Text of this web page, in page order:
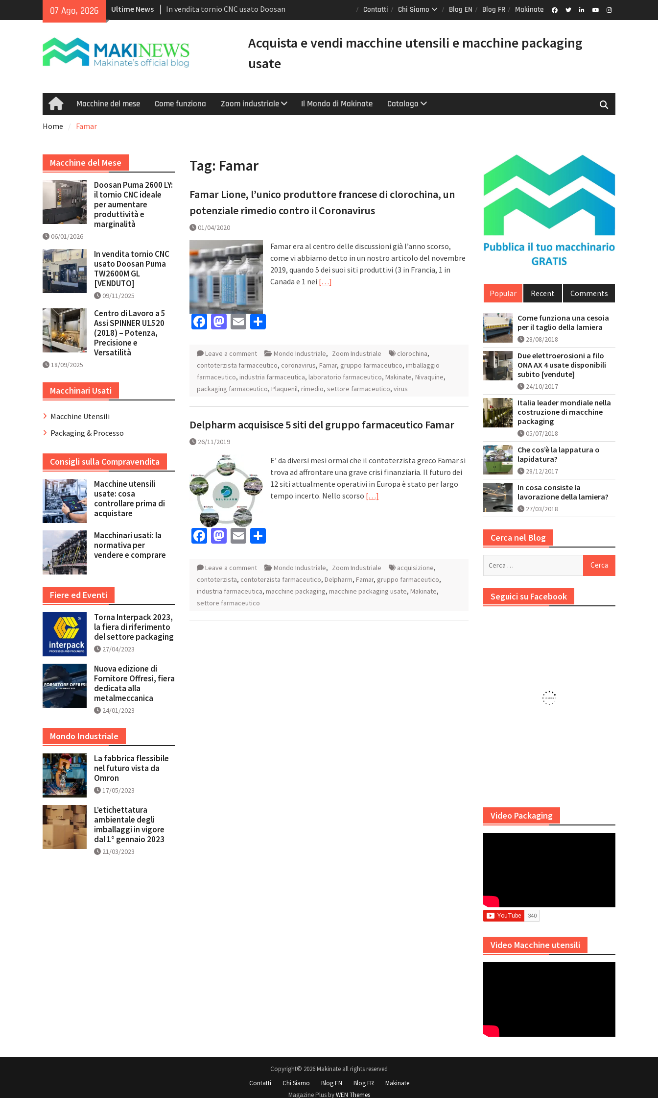
07 Ago, 2026 Ultime News
In vendita tornio CNC usato Doosan
Puma TW2600M GL [VENDUTO]
recenti con controllo Smooth e
tecnologia multitasking</h1>
Doosan Puma 2600 LY: il tornio CNC
marginalità
Contatti Chi Siamo Blog EN Blog FR Makinate
Acquista e vendi macchine utensili e macchine packaging
usate
HomeMacchine del mese Come funziona Zoom industriale Il Mondo di Makinate Catalogo
Home Famar
Tag: Famar
Famar Lione, l’unico produttore francese di clorochina, un
potenziale rimedio contro il Coronavirus
01/04/2020
Famar era al centro delle discussioni già l’anno scorso,
come vi abbiamo detto in un nostro articolo del novembre
2019, quando 5 dei suoi siti produttivi (3 in Francia, 1 in
Canada e 1 nei […]
Facebook
Mastodon
Email
Leave a comment Mondo Industriale, Zoom Industriale clorochina,
contoterzista farmaceutico, coronavirus, Famar, gruppo farmaceutico, imballaggio
farmaceutico, industria farmaceutica, laboratorio farmaceutico, Makinate, Nivaquine,
packaging farmaceutico, Plaquenil, rimedio, settore farmaceutico, virus
Delpharm acquisisce 5 siti del gruppo farmaceutico Famar
26/11/2019
E’ da diversi mesi ormai che il contoterzista greco Famar si
trova ad affrontare una grave crisi finanziaria. Il futuro dei
12 siti attualmente operativi in Europa è stato per largo
tempo incerto. Nello scorso […]
Facebook
Mastodon
Email
Leave a comment Mondo Industriale, Zoom Industriale acquisizione,
contoterzista, contoterzista farmaceutico, Delpharm, Famar, gruppo farmaceutico,
industria farmaceutica, macchine packaging, macchine packaging usate, Makinate,
settore farmaceutico
Popular Recent Comments
Come funziona una cesoia
per il taglio della lamiera
28/08/2018
Due elettroerosioni a filo
ONA AX 4 usate disponibili
subito [vendute]
24/10/2017
Italia leader mondiale nella
costruzione di macchine
packaging
05/07/2018
Che cos’è la lappatura o
lapidatura?
28/12/2017
In cosa consiste la
lavorazione della lamiera?
27/03/2018
Cerca nel Blog
Seguici su Facebook
Video Packaging
Video Macchine utensili
Macchine del Mese
Doosan Puma 2600 LY:
il tornio CNC ideale
per aumentare
produttività e
marginalità
06/01/2026
In vendita tornio CNC
usato Doosan Puma
TW2600M GL
[VENDUTO]
09/11/2025
Centro di Lavoro a 5
Assi SPINNER U1520
(2018) – Potenza,
Precisione e
Versatilità
18/09/2025
Macchinari Usati
Macchine Utensili
Packaging & Processo
Consigli sulla Compravendita
Macchine utensili
usate: cosa
controllare prima di
acquistare
Macchinari usati: la
normativa per
vendere e comprare
Fiere ed Eventi
Torna Interpack 2023,
la fiera di riferimento
del settore packaging
27/04/2023
Nuova edizione di
Fornitore Offresi, fiera
dedicata alla
metalmeccanica
24/01/2023
Mondo Industriale
La fabbrica flessibile
nel futuro vista da
Omron
17/05/2023
L’etichettatura
ambientale degli
imballaggi in vigore
dal 1° gennaio 2023
21/03/2023
Copyright© 2026 Makinate all rights reserved
Contatti
Chi Siamo Blog EN Blog FR
Makinate
Magazine Plus byWEN Themes